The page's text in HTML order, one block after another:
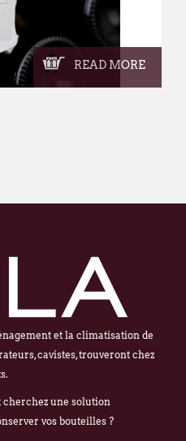
READ MORE
et la climatisation de
cavistes, trouveront chez
cherchez une solution
vos bouteilles ?